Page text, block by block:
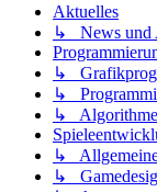
Aktuelles
↳ News und
↳
↳
↳
↳ Allgemeine
↳